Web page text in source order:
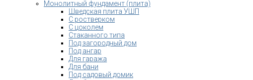
Монолитный фундамент (плита)
Шведская плита УШП
С ростверком
С цоколем
Стаканного типа
Под загородный дом
Под ангар
Для гаража
Для бани
Под садовый домик